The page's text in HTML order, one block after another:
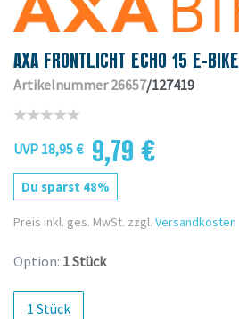
AXA FRONTLICHT ECHO 15 E-BIKE
Artikelnummer 26657/127419
UVP 18,95 € 9,79 €
Du sparst 48%
Preis inkl. ges. MwSt. zzgl. Versandkosten
Option: 1 Stück
1 Stück